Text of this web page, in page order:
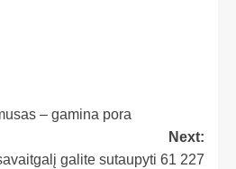
– gamina pora
Next:
galite sutaupyti 61 227